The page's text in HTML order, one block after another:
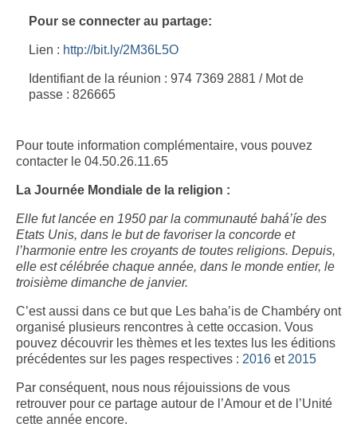
Pour se connecter au partage:
Lien : http://bit.ly/2M36L5O
Identifiant de la réunion : 974 7369 2881 / Mot de
passe : 826665
Pour toute information complémentaire, vous pouvez
contacter le 04.50.26.11.65
La Journée Mondiale de la religion :
Elle fut lancée en 1950 par la communauté bahá’íe des
Etats Unis, dans le but de favoriser la concorde et
l’harmonie entre les croyants de toutes religions. Depuis,
elle est célébrée chaque année, dans le monde entier, le
troisième dimanche de janvier.
C’est aussi dans ce but que Les baha’is de Chambéry ont
organisé plusieurs rencontres à cette occasion. Vous
pouvez découvrir les thèmes et les textes lus les éditions
précédentes sur les pages respectives : 2016 et 2015
Par conséquent, nous nous réjouissions de vous
retrouver pour ce partage autour de l’Amour et de l’Unité
cette année encore.